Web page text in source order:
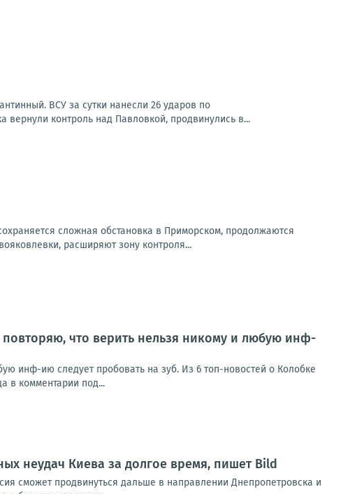
ВСУ за сутки нанесли 26 ударов по
вернули контроль над Павловкой, продвинулись в...
сложная обстановка в Приморском, продолжаются
расширяют зону контроля...
что верить нельзя никому и любую инф-
инф-ию следует пробовать на зуб. Из 6 топ-новостей о Колобке
в комментарии под...
неудач Киева за долгое время, пишет Bild
сможет продвинуться дальше в направлении Днепропетровска и